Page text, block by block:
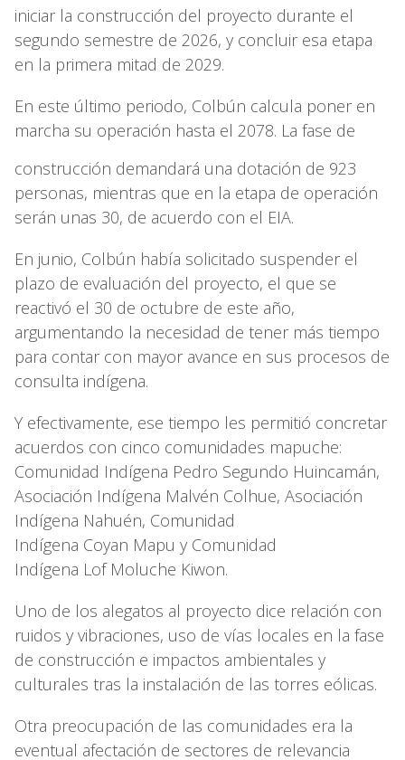
iniciar la construcción del proyecto durante el
segundo semestre de 2026, y concluir esa etapa
en la primera mitad de 2029.
En este último periodo, Colbún calcula poner en
marcha su operación hasta el 2078. La fase de
construcción demandará una dotación de 923
personas, mientras que en la etapa de operación
serán unas 30, de acuerdo con el EIA.
En junio, Colbún había solicitado suspender el
plazo de evaluación del proyecto, el que se
reactivó el 30 de octubre de este año,
argumentando la necesidad de tener más tiempo
para contar con mayor avance en sus procesos de
consulta indígena.
Y efectivamente, ese tiempo les permitió concretar
acuerdos con cinco comunidades mapuche:
Comunidad Indígena Pedro Segundo Huincamán,
Asociación Indígena Malvén Colhue, Asociación
Indígena Nahuén, Comunidad
Indígena Coyan Mapu y Comunidad
Indígena Lof Moluche Kiwon.
Uno de los alegatos al proyecto dice relación con
ruidos y vibraciones, uso de vías locales en la fase
de construcción e impactos ambientales y
culturales tras la instalación de las torres eólicas.
Otra preocupación de las comunidades era la
eventual afectación de sectores de relevancia